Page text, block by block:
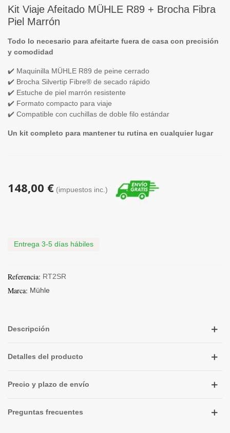
Kit Viaje Afeitado MÜHLE R89 + Brocha Fibra
Piel Marrón
Todo lo necesario para afeitarte fuera de casa con precisión
y comodidad
✔️ Maquinilla MÜHLE R89 de peine cerrado
✔️ Brocha Silvertip Fibre® de secado rápido
✔️ Estuche de piel marrón resistente
✔️ Formato compacto para viaje
✔️ Compatible con cuchillas de doble filo estándar
Un kit completo para mantener tu rutina en cualquier lugar
148,00 € (impuestos inc.)
Entrega 3-5 días hábiles
Referencia: RT2SR
Marca: Mühle
Descripción
Detalles del producto
Precio y plazo de envío
Preguntas frecuentes